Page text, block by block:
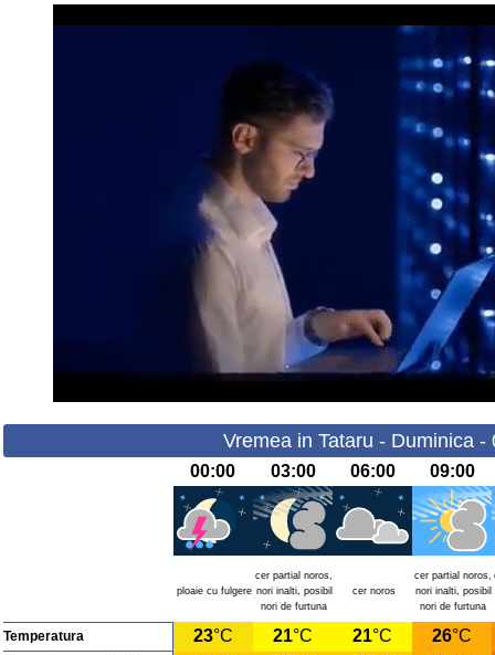
Vremea in Tataru - Duminica -
00:00 03:00 06:00 09:00
ploaie cu fulgere
cer partial noros,
nori inalti, posibil
nori de furtuna
cer noros
cer partial noros,
nori inalti, posibil
nori de furtuna
Temperatura 23°C 21°C 21°C 26°C